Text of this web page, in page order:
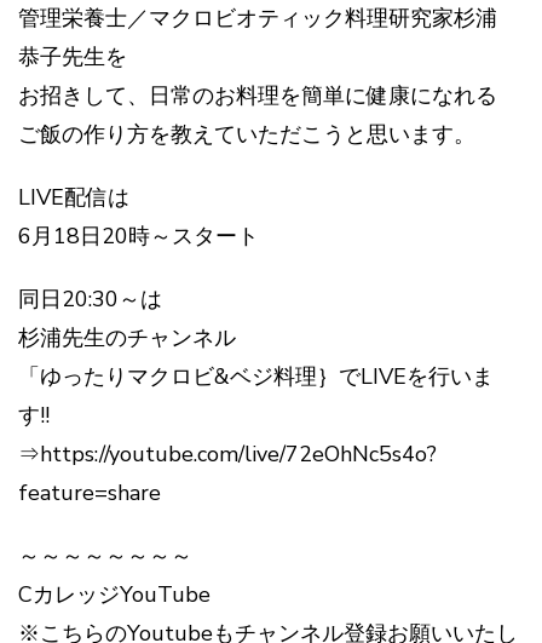
管理栄養士／マクロビオティック料理研究家杉浦
恭子先生を
お招きして、日常のお料理を簡単に健康になれる
ご飯の作り方を教えていただこうと思います。
LIVE配信は
6月18日20時～スタート
同日20:30～は
杉浦先生のチャンネル
「ゆったりマクロビ&ベジ料理｝でLIVEを行いま
す!!
⇒https://youtube.com/live/72eOhNc5s4o?
feature=share
～～～～～～～～
CカレッジYouTube
※こちらのYoutubeもチャンネル登録お願いいたし